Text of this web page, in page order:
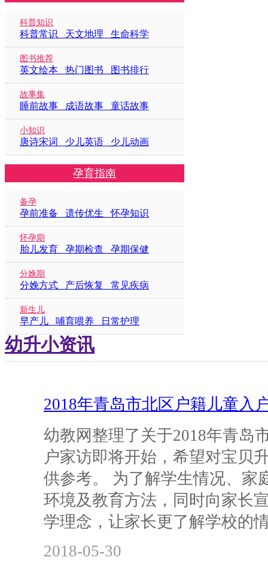
科普知识
科普常识 天文地理 生命科学
图书推荐
英文绘本 热门图书 图书排行
故事集
睡前故事 成语故事 童话故事
小知识
唐诗宋词 少儿英语 少儿动画
孕育指南
备孕
孕前准备 遗传优生 怀孕知识
怀孕期
胎儿发育 孕期检查 孕期保健
分娩期
分娩方式 产后恢复 常见疾病
新生儿
早产儿 哺育喂养 日常护理
幼升小资讯
2018年青岛市北区户籍儿童入
幼教网整理了关于2018年青岛
户家访即将开始，希望对宝贝
供参考。 为了解学生情况、家
环境及教育方法，同时向家长
学理念，让家长更了解学校的
2018-05-30